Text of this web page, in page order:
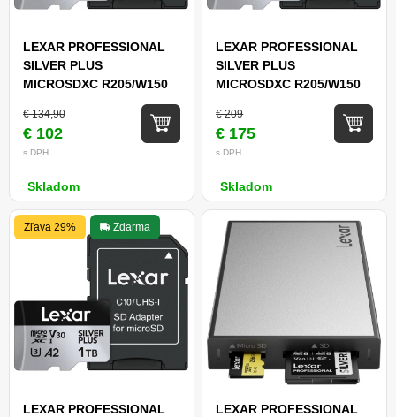
LEXAR PROFESSIONAL
SILVER PLUS
MICROSDXC R205/W150
€ 134,90
€ 102
s DPH
Skladom
LEXAR PROFESSIONAL
SILVER PLUS
MICROSDXC R205/W150
€ 209
€ 175
s DPH
Skladom
Zľava 29% Zdarma
LEXAR PROFESSIONAL
LEXAR PROFESSIONAL